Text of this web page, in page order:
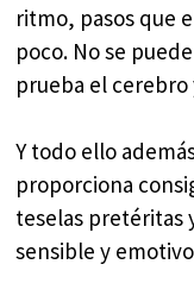
ritmo, pasos que
poco. No se
prueba el cerebro
Y todo ello
proporciona
teselas pretéritas
sensible y